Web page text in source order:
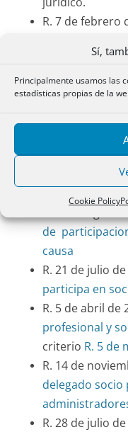
Sí,
Principalmente usamos las
estadísticas propias de la
Cookie Policy
R. 7 de febrero
R. 15 de
servicios
R. 27 de octubre
profesionales
R. 27 de
profesionales
de
causa
R. 21 de julio
participa en
R. 5 de abril de
profesional y
criterio R. 5 de
R. 14 de
delegado socio
R. 28 de julio